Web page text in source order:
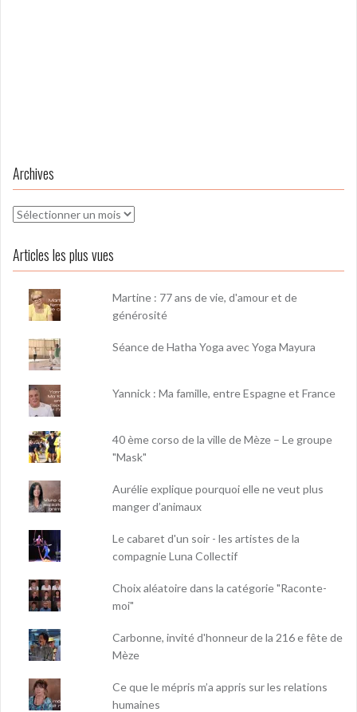
Archives
Archives
Articles les plus vues
Martine : 77 ans de vie, d'amour et de
générosité
Séance de Hatha Yoga avec Yoga Mayura
Yannick : Ma famille, entre Espagne et France
40 ème corso de la ville de Mèze – Le groupe
"Mask"
Aurélie explique pourquoi elle ne veut plus
manger d’animaux
Le cabaret d'un soir - les artistes de la
compagnie Luna Collectif
Choix aléatoire dans la catégorie "Raconte-
moi"
Carbonne, invité d'honneur de la 216 e fête de
Mèze
Ce que le mépris m’a appris sur les relations
humaines